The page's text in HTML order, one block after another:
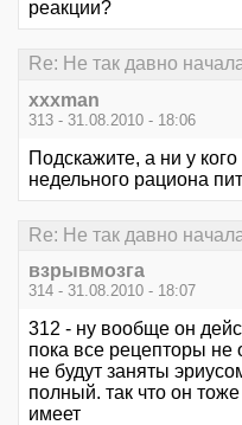
реакции?
Re: Не так давно
xxxman
313 - 31.08.2010 - 18:06
Подскажите, а ни у
недельного рациона
Re: Не так давно
взрывмозга
314 - 31.08.2010 - 18:07
312 - ну вообще он
пока все рецепторы не
не будут заняты
полный. так что он
имеет